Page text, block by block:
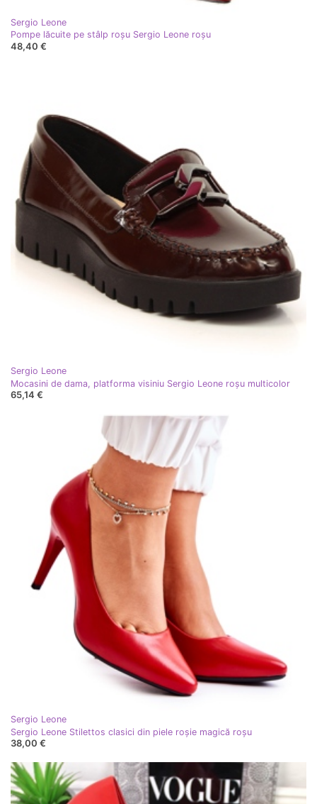
Sergio Leone
Pompe lăcuite pe stâlp roșu Sergio Leone roşu
48,40 €
Sergio Leone
Mocasini de dama, platforma visiniu Sergio Leone roşu multicolor
65,14 €
Sergio Leone
Sergio Leone Stilettos clasici din piele roșie magică roşu
38,00 €